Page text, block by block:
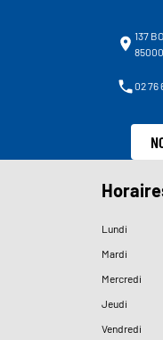
137
85000
02 76
Lundi
Mardi
Mercredi
Jeudi
Vendredi